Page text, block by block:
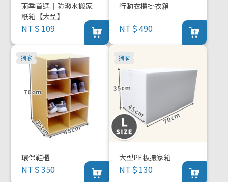
雨季首選｜防潑水搬家
紙箱【大型】
NT＄109
行動衣櫃掛衣箱
NT＄490
環保鞋櫃
NT＄350
大型PE板搬家箱
NT＄130